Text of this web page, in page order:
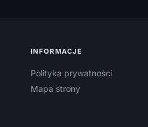
INFORMACJE
Polityka prywatności
Mapa strony